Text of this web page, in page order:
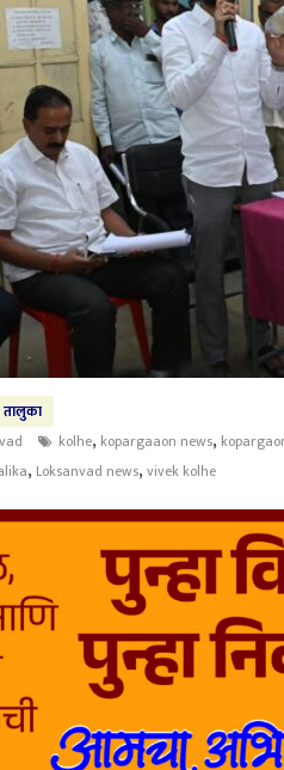
तालुका
kolhe, kopargaaon news,
, Loksanvad news, vivek kolhe